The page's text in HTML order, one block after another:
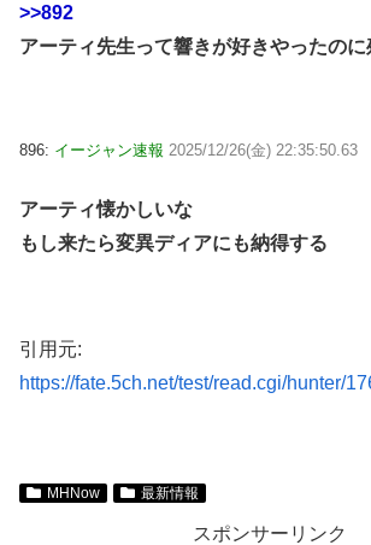
>>892
アーティ先生って響きが好きやったのに
896: イージャン速報 2025/12/26(金) 22:35:50.63
アーティ懐かしいな
もし来たら変異ディアにも納得する
引用元:
https://fate.5ch.net/test/read.cgi/hunter/
MHNow 最新情報
スポンサーリンク